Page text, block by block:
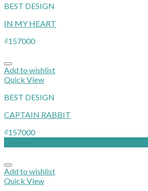
BEST DESIGN
IN MY HEART
₫157000
Add to wishlist
Quick View
BEST DESIGN
CAPTAIN RABBIT
₫157000
Add to wishlist
Quick View